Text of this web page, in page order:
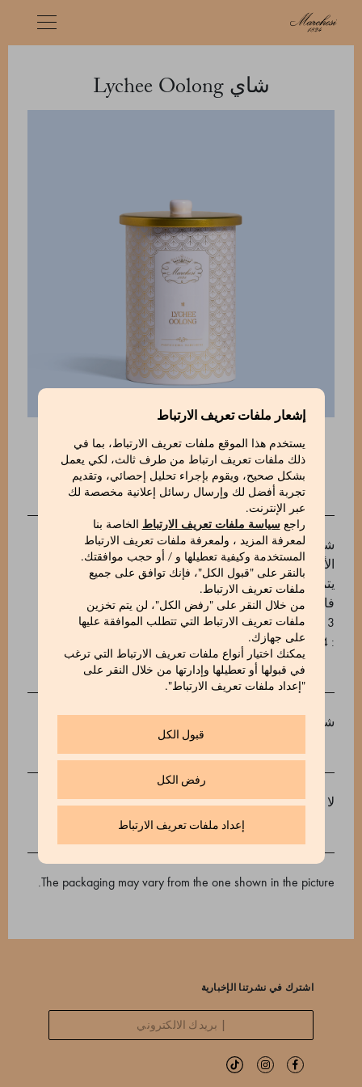
إشعار ملفات تعريف الارتباط
يستخدم هذا الموقع ملفات تعريف الارتباط، بما في
ذلك ملفات تعريف ارتباط من طرف ثالث، لكي يعمل
بشكل صحيح، ويقوم بإجراء تحليل إحصائي، وتقديم
تجربة أفضل لك وإرسال رسائل إعلانية مخصصة لك
عبر الإنترنت.
راجعسياسة ملفات تعريف الارتباط الخاصة بنا
لمعرفة المزيد ، ولمعرفة ملفات تعريف الارتباط
المستخدمة وكيفية تعطيلها و / أو حجب موافقتك.
بالنقر على "قبول الكل"، فإنك توافق على جميع
ملفات تعريف الارتباط.
من خلال النقر على "رفض الكل"، لن يتم تخزين
ملفات تعريف الارتباط التي تتطلب الموافقة عليها
على جهازك.
يمكنك اختيار أنواع ملفات تعريف الارتباط التي ترغب
في قبولها أو تعطيلها وإدارتها من خلال النقر على
"إعداد ملفات تعريف الارتباط".
قبول الكل
رفض الكل
إعداد ملفات تعريف الارتباط
شاي Lychee Oolong
شاي ينمو بصورة طبيعية في غابات تايلاند، حيث يتم جمع
الأوراق ومعالجتها باتباع أقدم الأساليب التقليدية العريقة.
يتميّز برائحة جافة خاصّة تتناغم مع عطر الليتشه الزهري
فائق الحلاوة والغني. اللون: أصفر القش الفاتح. مدة النقع:
3 دقائق
: 530654014_V
INGREDIENTS
شاي Lychee Oolong
لا تحتوي على مسببات للحساسية
The packaging may vary from the one shown in the picture.
اشترك في نشرتنا الإخبارية